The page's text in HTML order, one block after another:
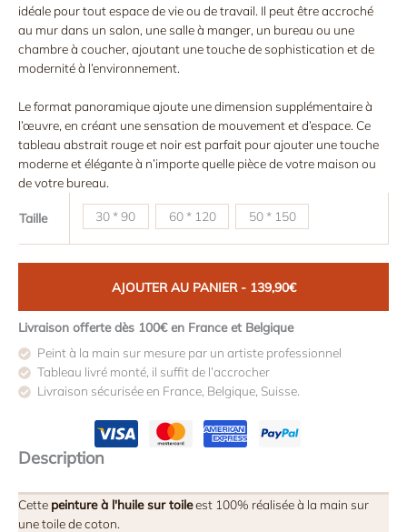
idéale pour tout espace de vie ou de travail. Il peut être accroché
au mur dans un salon, une salle à manger, un bureau ou une
chambre à coucher, ajoutant une touche de sophistication et de
modernité à l’environnement.
Le format panoramique ajoute une dimension supplémentaire à
l’œuvre, en créant une sensation de mouvement et d’espace. Ce
tableau abstrait rouge et noir est parfait pour ajouter une touche
moderne et élégante à n’importe quelle pièce de votre maison ou
de votre bureau.
Taille 30 * 90 60 * 120 50 * 150
AJOUTER AU PANIER - 139,90€
Livraison offerte dès 100€ en France et Belgique
Peint à la main sur mesure par un artiste professionnel
Tableau livré monté, il suffit de l’accrocher
Livraison sécurisée en France, Belgique, Suisse.
Description
Cette peinture à l'huile sur toileest 100% réalisée à la main sur
une toile de coton.